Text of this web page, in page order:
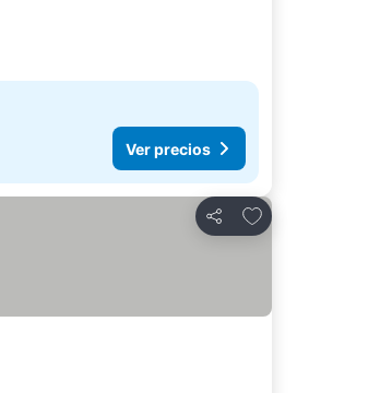
Ver precios
Compartir
Agregar a favoritos